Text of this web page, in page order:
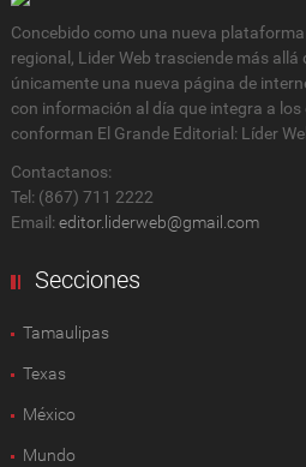
Concebido como una nueva
regional, Lider Web trasciende más
únicamente una nueva página de
con información al día que integra a
conforman El Grande Editorial: Líder
Contactanos:
Tel: (867) 711 2222
Email: editor.liderweb@gmail.com
Secciones
Tamaulipas
Texas
México
Mundo